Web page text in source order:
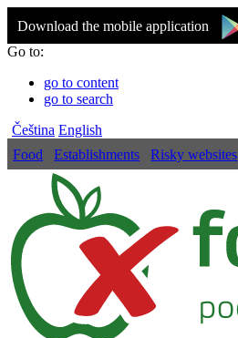
Download the mobile application
Go to:
go to content
go to search
Čeština English
Food
Establishments Risky websites